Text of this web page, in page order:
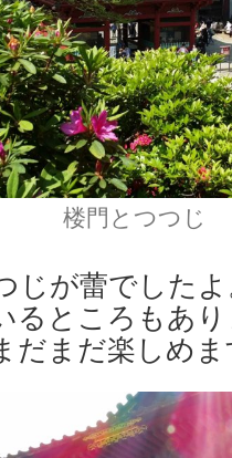
楼門とつつじ
じが蕾でした
るところもあ
だまだ楽しめ